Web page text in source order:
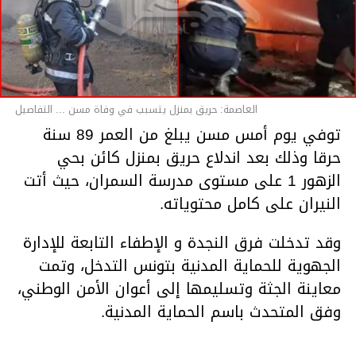
العاصمة: حريق بمنزل يتسبب في وفاة مسن ... التفاصيل
توفي يوم أمس مسن يبلغ من العمر 89 سنة
حرقا وذلك بعد اندلاع حريق بمنزل كائن بحي
الزهور 1 على مستوى مدرسة السمران، حيث أتت
النيران على كامل محتوياته.
وقد تدخلت فرق النجدة و الإطفاء التابعة للإدارة
الجهوية للحماية المدنية بتونس التدخل، وتمت
معاينة الجثة وتسليمها إلى أعوان الأمن الوطني،
وفق المتحدث باسم الحماية المدنية.